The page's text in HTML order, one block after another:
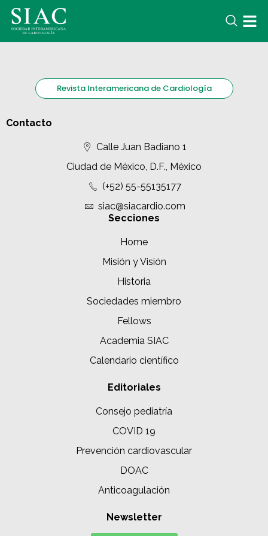
Revista Interamericana de Cardiología
Contacto
Calle Juan Badiano 1
Ciudad de México, D.F., México
(+52) 55-55135177
siac@siacardio.com
Secciones
Home
Misión y Visión
Historia
Sociedades miembro
Fellows
Academia SIAC
Calendario científico
Editoriales
Consejo pediatría
COVID 19
Prevención cardiovascular
DOAC
Anticoagulación
Newsletter